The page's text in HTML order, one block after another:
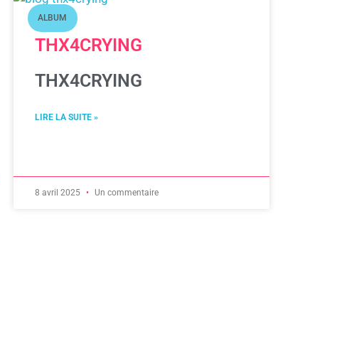
ALBUM
THX4CRYING
THX4CRYING
LIRE LA SUITE »
8 avril 2025 Un commentaire